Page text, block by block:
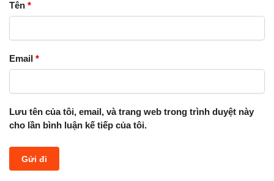
Tên *
Email *
Lưu tên của tôi, email, và trang web trong trình duyệt này
cho lần bình luận kế tiếp của tôi.